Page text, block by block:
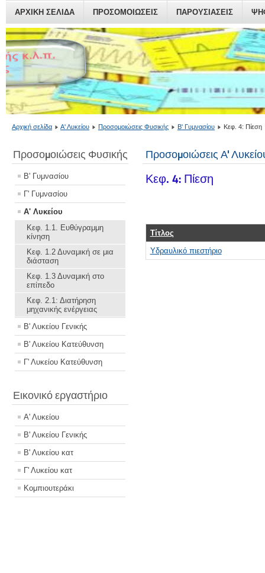
ΑΡΧΙΚΗ ΣΕΛΙΔΑ ΠΡΟΣΟΜΟΙΏΣΕΙΣ ΠΑΡΟΥΣΙΆΣΕΙΣ
Αρχική σελίδα Α' Λυκείου Προσομοιώσεις Φυσικής Β' Γυμνασίου Κεφ. 4: Πίεση
Προσομοιώσεις Φυσικής
Β' Γυμνασίου
Γ' Γυμνασίου
Α' Λυκείου
Κεφ. 1.1. Ευθύγραμμη
κίνηση
Κεφ. 1.2 Δυναμική σε μια
διάσταση
Κεφ. 1.3 Δυναμική στο
επίπεδο
Κεφ. 2.1: Διατήρηση
μηχανικής ενέργειας
Β' Λυκείου Γενικής
Β' Λυκείου Κατεύθυνση
Γ' Λυκείου Κατεύθυνση
Εικονικό εργαστήριο
Α' Λυκείου
Β' Λυκείου Γενικής
Β' Λυκείου κατ
Γ' Λυκείου κατ
Κομπιουτεράκι
Προσομοιώσεις Α'
Κεφ. 4: Πίεση
Τίτλος
Υδραυλικό πιεστήριο